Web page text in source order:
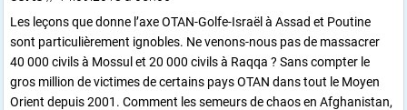
Les leçons que donne l’axe OTAN-Golfe-Israël à Assad et Poutine
sont particulièrement ignobles. Ne venons-nous pas de massacrer
40 000 civils à Mossul et 20 000 civils à Raqqa ? Sans compter le
gros million de victimes de certains pays OTAN dans tout le Moyen
Orient depuis 2001. Comment les semeurs de chaos en Afghanistan,